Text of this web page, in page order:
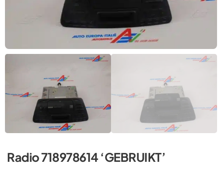
Radio 718978614 ‘GEBRUIKT’